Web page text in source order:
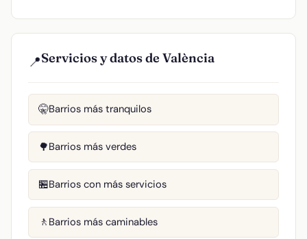
📍Servicios y datos de València
🤫Barrios más tranquilos
🌳Barrios más verdes
🏪Barrios con más servicios
🚶 Barrios más caminables